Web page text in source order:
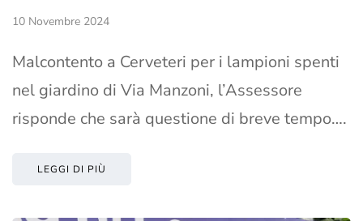
10 Novembre 2024
Malcontento a Cerveteri per i lampioni spenti
nel giardino di Via Manzoni, l’Assessore
risponde che sarà questione di breve tempo….
LEGGI DI PIÙ